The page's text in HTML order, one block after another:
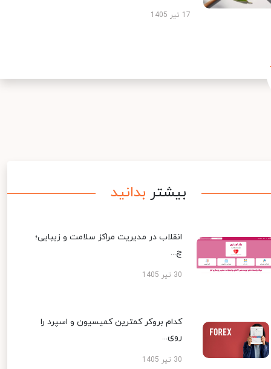
17 تیر 1405
بیشتر بدانید
انقلاب در مدیریت مراکز سلامت و زیبایی؛
چ...
30 تیر 1405
کدام بروکر کمترین کمیسیون و اسپرد را
روی...
30 تیر 1405